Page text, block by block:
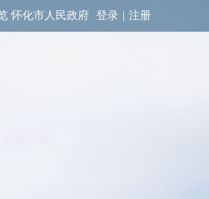
怀化市人民政府 登录 注册